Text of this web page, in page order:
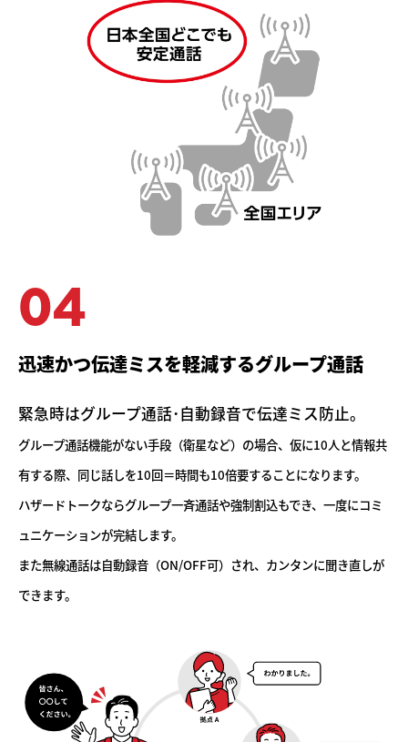
04
迅速かつ伝達ミスを軽減するグループ通話
緊急時はグループ通話･自動録音で伝達ミス防止。
グループ通話機能がない手段（衛星など）の場合、仮に10人と情報共
有する際、同じ話しを10回＝時間も10倍要することになります。
ハザードトークならグループ一斉通話や強制割込もでき、一度にコミ
ュニケーションが完結します。
また無線通話は自動録音（ON/OFF可）され、カンタンに聞き直しが
できます。